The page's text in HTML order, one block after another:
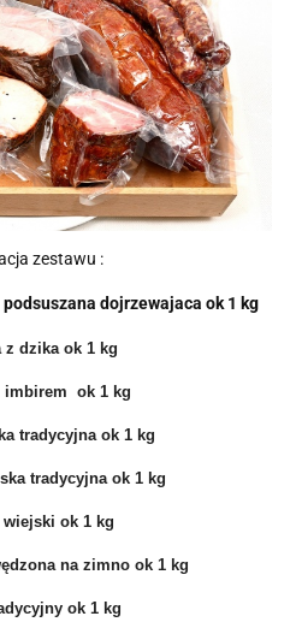
zestawu :
dojrzewajaca ok 1 kg
z dzika ok 1 kg
imbirem ok 1 kg
tradycyjna ok 1 kg
tradycyjna ok 1 kg
wiejski ok 1 kg
na zimno ok 1 kg
ok 1 kg